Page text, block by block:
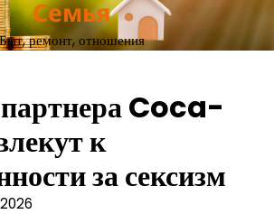
Семья
ремонт, отношения
Coca-
к
за сексизм